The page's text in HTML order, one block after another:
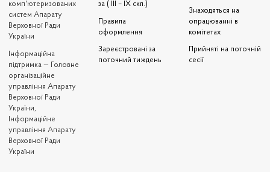
комп'ютеризованих
систем Апарату
Верховної Ради
України
Iнформаційна
підтримка — Головне
організаційне
управління Апарату
Верховної Ради
України,
Інформаційне
управління Апарату
Верховної Ради
України
за ( III – IX скл.)
Правила
оформлення
Зареєстровані за
поточний тиждень
Знаходяться на
опрацюванні в
комітетах
Прийняті на поточній
сесії